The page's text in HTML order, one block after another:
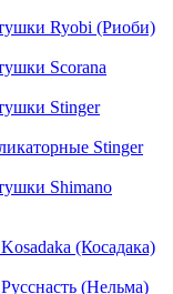
Ryobi (Риоби)
Scorana
Stinger
Stinger
Shimano
(Косадака)
(Нельма)